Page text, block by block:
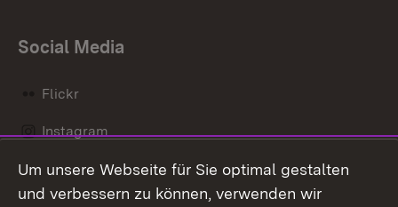
Social Media
Flickr
Instagram
Social Wall
Um unsere Webseite für Sie optimal gestalten
und verbessern zu können, verwenden wir